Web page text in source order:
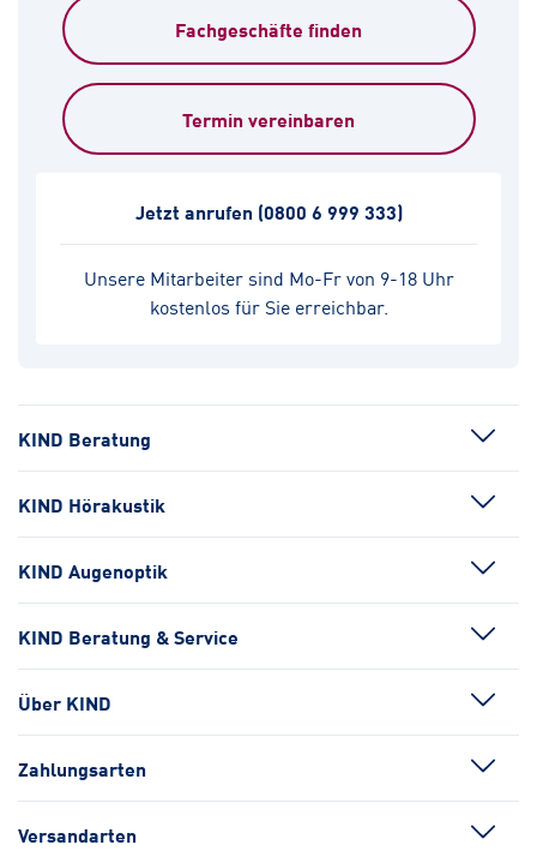
Fachgeschäfte finden
Termin vereinbaren
Unsere Mitarbeiter sind Mo-Fr von 9-18 Uhr
kostenlos für Sie erreichbar.
Jetzt anrufen (0800 6 999 333)
KIND Beratung
KIND Hörakustik
KIND Augenoptik
KIND Beratung & Service
Über KIND
Zahlungsarten
Versandarten